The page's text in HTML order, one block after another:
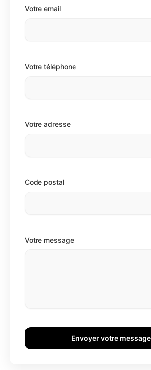
Votre email
Votre téléphone
Votre adresse
Code postal
Votre message
Envoyer votre message